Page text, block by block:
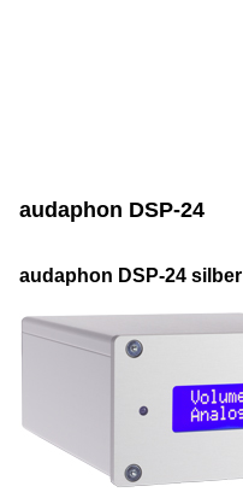
audaphon DSP-24
audaphon DSP-24 silber